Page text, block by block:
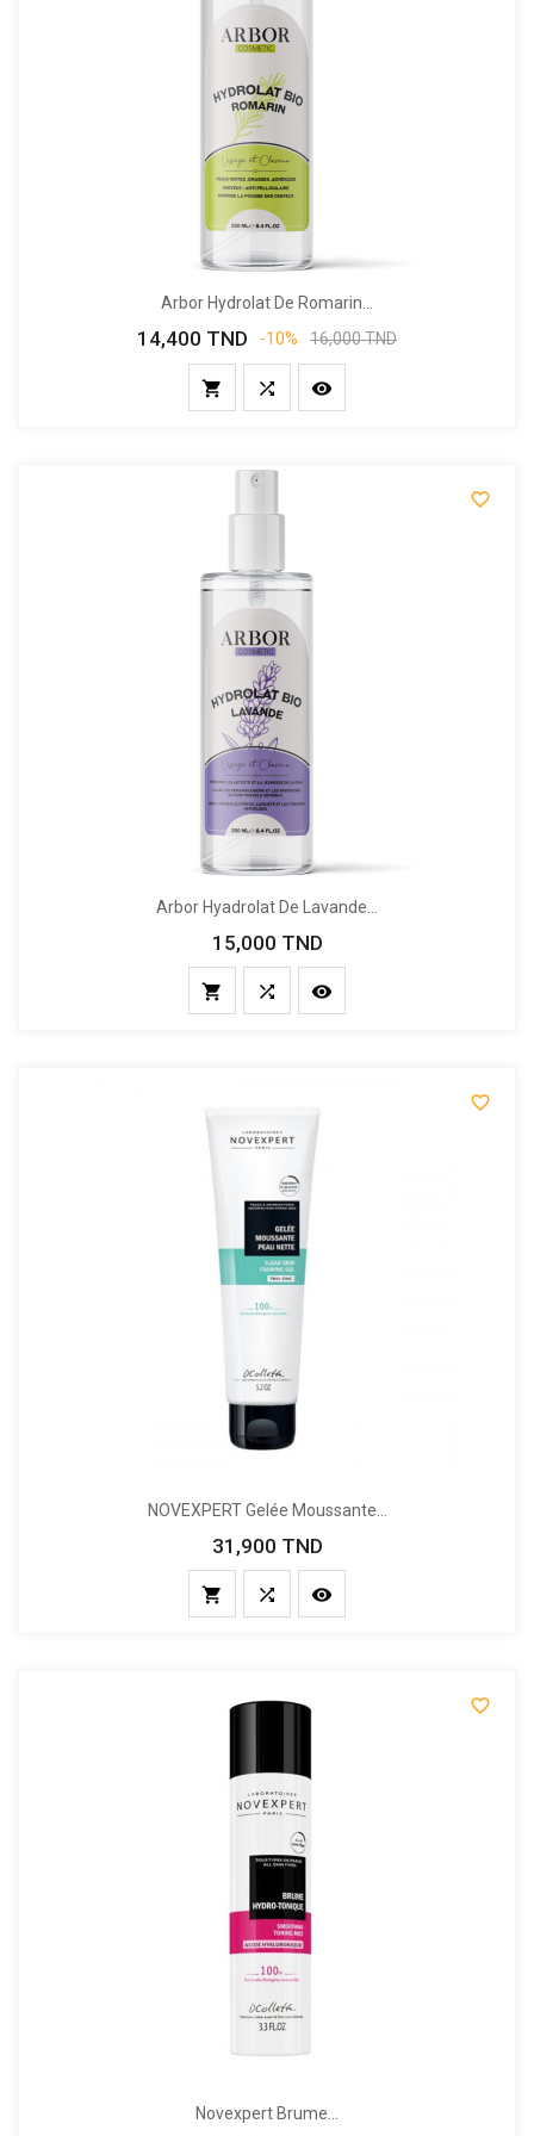
Arbor Hydrolat De Romarin...
Prix
14,400 TND
Prix
-10% 16,000 TND
  

Arbor Hyadrolat De Lavande...
Prix
15,000 TND
  

NOVEXPERT Gelée Moussante...
Prix
31,900 TND
  

Novexpert Brume...